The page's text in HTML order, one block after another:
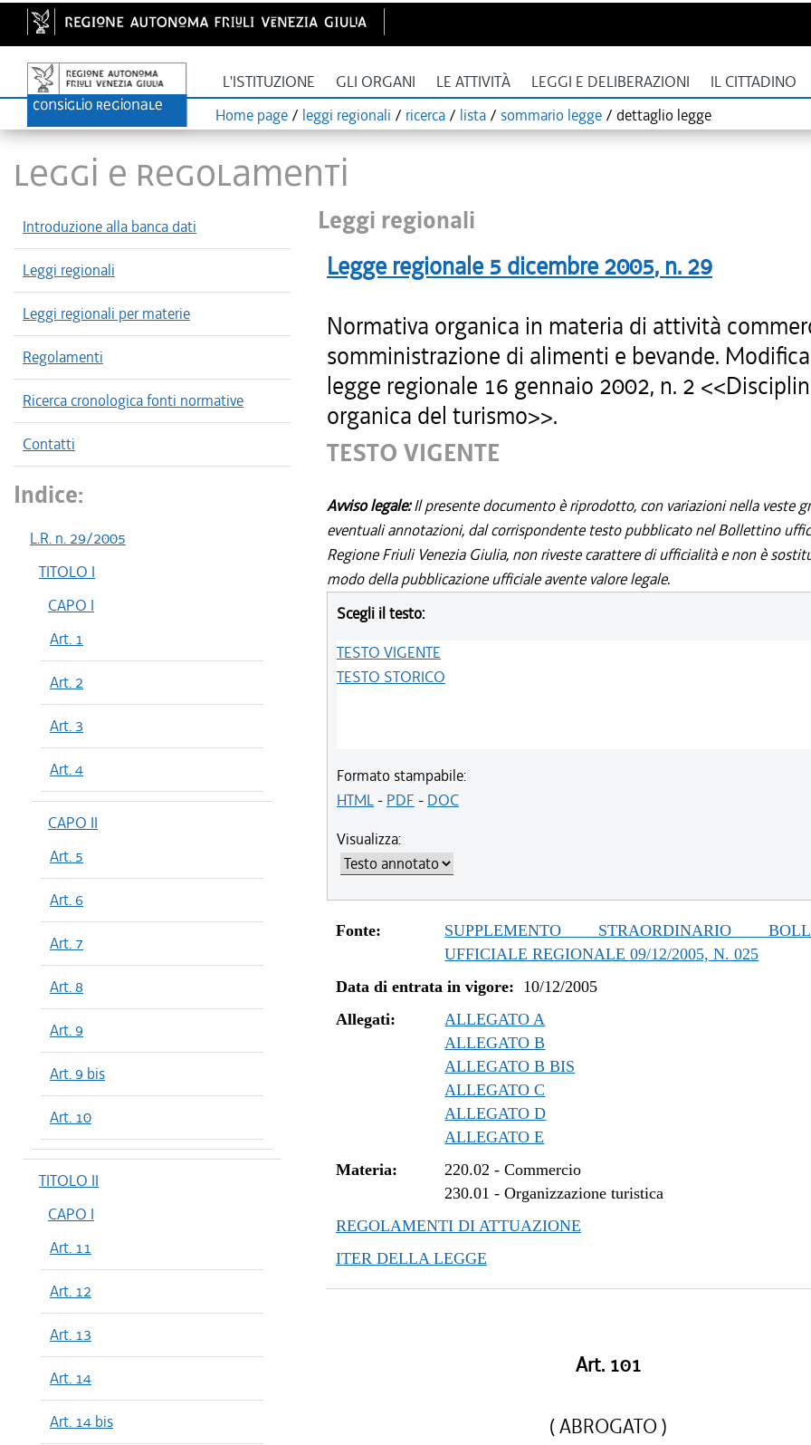
L'ISTITUZIONE GLI ORGANI LE ATTIVITÀ LEGGI E DELIBERAZIONI IL CITTADINO
Home page / leggi regionali / ricerca / lista / sommario legge / dettaglio legge
LEGGI E REGOLAMENTI
Introduzione alla banca dati
Leggi regionali
Leggi regionali per materie
Regolamenti
Ricerca cronologica fonti normative
Contatti
Indice:
L.R. n. 29/2005
TITOLO I
CAPO I
Art. 1
Art. 2
Art. 3
Art. 4
CAPO II
Art. 5
Art. 6
Art. 7
Art. 8
Art. 9
Art. 9 bis
Art. 10
TITOLO II
CAPO I
Art. 11
Art. 12
Art. 13
Art. 14
Art. 14 bis
Leggi regionali
Legge regionale 5 dicembre 2005, n. 29
Normativa organica in materia di attività
somministrazione di alimenti e bevande.
legge regionale 16 gennaio 2002, n. 2
organica del turismo>>.
TESTO VIGENTE
Avviso legale:Il presente documento è riprodotto, con variazioni nella veste
eventuali annotazioni, dal corrispondente testo pubblicato nel Bollettino
Regione Friuli Venezia Giulia, non riveste carattere di ufficialità e non è
modo della pubblicazione ufficiale avente valore legale.
Scegli il testo:
TESTO VIGENTE
TESTO STORICO
Formato stampabile:
HTML- PDF - DOC
Visualizza:
Fonte:
SUPPLEMENTO STRAORDINARIO
UFFICIALE REGIONALE 09/12/2005, N. 025
Data di entrata in vigore: 10/12/2005
Allegati:
ALLEGATO A
ALLEGATO B
ALLEGATO B BIS
ALLEGATO C
ALLEGATO D
ALLEGATO E
Materia:
220.02 -Commercio
230.01 -Organizzazione turistica
REGOLAMENTI DI ATTUAZIONE
ITER DELLA LEGGE
Art. 101
( ABROGATO )